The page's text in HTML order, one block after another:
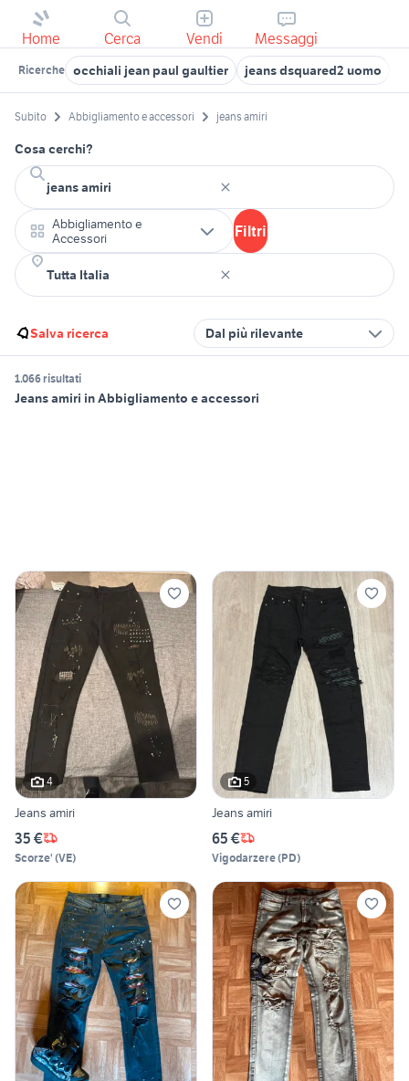
Home Cerca Vendi Messaggi
Ricerche occhiali jean paul gaultier jeans dsquared2 uomo
Subito Abbigliamento e accessori jeans amiri
Cosa cerchi?
Abbigliamento e
Accessori
Filtri
Salva ricerca Dal più rilevante
1.066 risultati
Jeans amiri in Abbigliamento e accessori
4
Jeans amiri
35 €
Scorze' (VE)
5
Jeans amiri
65 €
Vigodarzere(PD)